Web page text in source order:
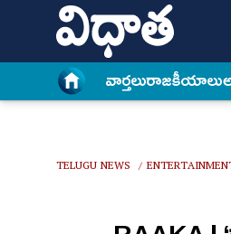
వార్త‌లురాజకీయాలు
TELUGU NEWS /